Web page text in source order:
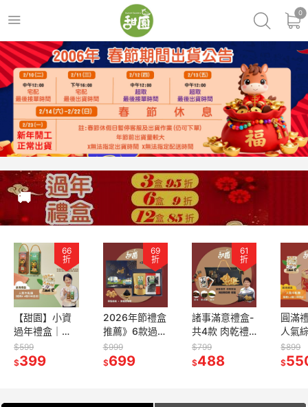
0
🚚
66
折
【甜園】小資
過年禮盒｜綜
合牛軋糖、南
棗核桃糕、麻
優惠3盒起享折
$599
$399
69
折
2026年節禮盒
推薦》6款過年
必備零食組
合：黑芝麻軟
滿足｜甜園
$999
$699
61
折
諸事滿意禮盒-
共4款 肉乾禮
盒 必買肉乾 台
灣豬肉 伴手禮
禮盒【甜園】
$799
$488
圓滿
人氣
糖 南
黑芝
春節
$899
$